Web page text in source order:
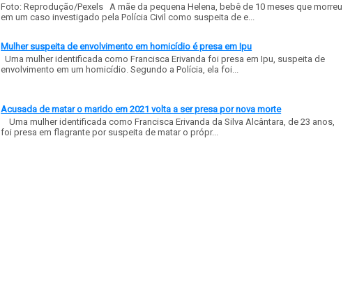
Foto: Reprodução/Pexels A mãe da pequena Helena, bebê de 10 meses que morreu
em um caso investigado pela Polícia Civil como suspeita de e...
Mulher suspeita de envolvimento em homicídio é presa em Ipu
Uma mulher identificada como Francisca Erivanda foi presa em Ipu, suspeita de
envolvimento em um homicídio. Segundo a Polícia, ela foi...
Acusada de matar o marido em 2021 volta a ser presa por nova morte
Uma mulher identificada como Francisca Erivanda da Silva Alcântara, de 23 anos,
foi presa em flagrante por suspeita de matar o própr...